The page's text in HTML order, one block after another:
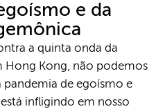
e da
a quinta onda da
Hong Kong, não podemos
pandemia de egoísmo e
infligindo em nosso